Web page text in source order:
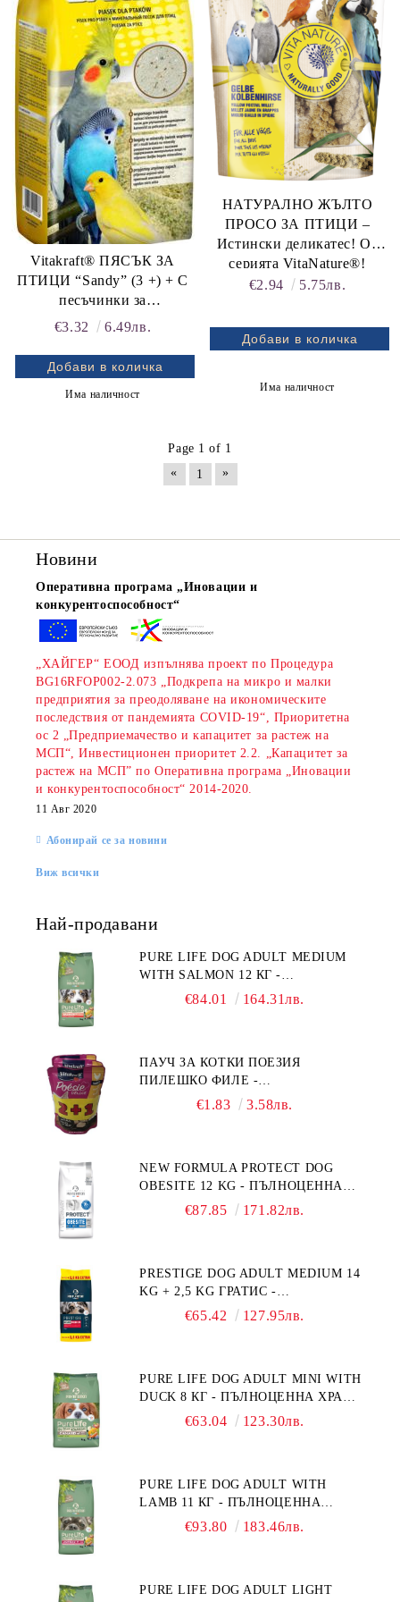
Vitakraft® ПЯСЪК ЗА
ПТИЦИ “Sandy” (3 +) + С
песъчинки за
храносмилането +
Приятен аромат на анасон,
2.5 кг
€3.32 6.49лв.
Има наличност
НАТУРАЛНО ЖЪЛТО
ПРОСО ЗА ПТИЦИ –
Истински деликатес! От
серията VitaNature®!
Естествено добро!
€2.94 5.75лв.
Има наличност
Page 1 of 1
«
1 »
Новини
Оперативна програма „Иновации и
конкурентоспособност“
„ХАЙГЕР“ ЕООД изпълнява проект по Процедура
BG16RFOP002-2.073 „Подкрепа на микро и малки
предприятия за преодоляване на икономическите
последствия от пандемията COVID-19“, Приоритетна
ос 2 „Предприемачество и капацитет за растеж на
МСП“, Инвестиционен приоритет 2.2. „Капацитет за
растеж на МСП” по Оперативна програма „Иновации
и конкурентоспособност“ 2014-2020.
11 Авг 2020
Абонирай се за новини
Виж всички
Най-продавани
PURE LIFE DOG ADULT MEDIUM
WITH SALMON 12 КГ -
ПЪЛНОЦЕННА ХРАНА ЗА
БЕЗ ЗЪРНО, БЕЗ ГЛУТЕН.
ПРОИЗВЕДЕНА ВЪВ ФРАНЦИЯ.
€84.01 164.31лв.
ПАУЧ ЗА КОТКИ ПОЕЗИЯ
ПИЛЕШКО ФИЛЕ -
ПРОМОКОМПЛЕКТ 3 БР.
€1.83 3.58лв.
NEW FORMULA PROTECT DOG
OBESITE 12 KG - ПЪЛНОЦЕННА
ДИЕТИЧНА ХРАНА ЗА КУЧЕТА
"РЕГУЛИРАНЕ НА ВНОСА НА
ГЛЮКОЗА (DIABETES MELLITUS)."
€87.85 171.82лв.
PRESTIGE DOG ADULT MEDIUM 14
KG + 2,5 KG ГРАТИС -
ПЪЛНОЦЕННА ХРАНА ЗА
€65.42 127.95лв.
PURE LIFE DOG ADULT MINI WITH
DUCK 8 КГ - ПЪЛНОЦЕННА ХРАНА
ЗА ПОРАСНАЛИ КУЧЕТА ОТ
ГЛУТЕН. ПРОИЗВЕДЕНА ВЪВ
ФРАНЦИЯ.
€63.04 123.30лв.
PURE LIFE DOG ADULT WITH
LAMB 11 КГ - ПЪЛНОЦЕННА
ХРАНА ЗА ПОРАСНАЛИ КУЧЕТА С
НАД 1 ГОДИНА. БЕЗ ЗЪРНО, БЕЗ
€93.80 183.46лв.
PURE LIFE DOG ADULT LIGHT